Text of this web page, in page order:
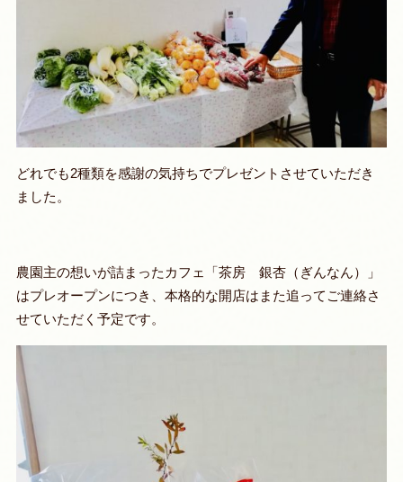
どれでも2種類を感謝の気持ちでプレゼントさせていただき
ました。
農園主の想いが詰まったカフェ「茶房 銀杏（ぎんなん）」
はプレオープンにつき、本格的な開店はまた追ってご連絡さ
せていただく予定です。